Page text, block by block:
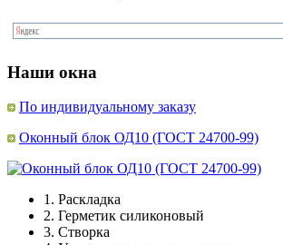
Наши окна
По индивидуальному заказу
Оконный блок ОД10 (ГОСТ 24700-99)
1. Раскладка
2. Герметик силиконовый
3. Створка